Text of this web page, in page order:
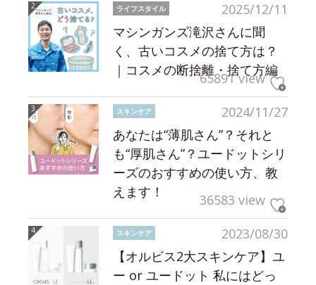
2025/12/11
ライフスタイル
マシンガンズ滝沢さんに聞
く、古いコスメの捨て方は？
｜コスメの断捨離・捨て方編
65891 view
2024/11/27
スキンケア
あなたは“薄肌さん”？それと
も“厚肌さん”？ユードットシリ
ーズのおすすめの使い方、教
えます！
36583 view
2023/08/30
スキンケア
【オルビス2大スキンケア】ユ
ー or ユードット 私にはどっ